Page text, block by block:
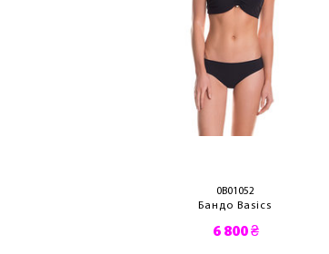
0B01052
Бандо Basics
6 800 ₴